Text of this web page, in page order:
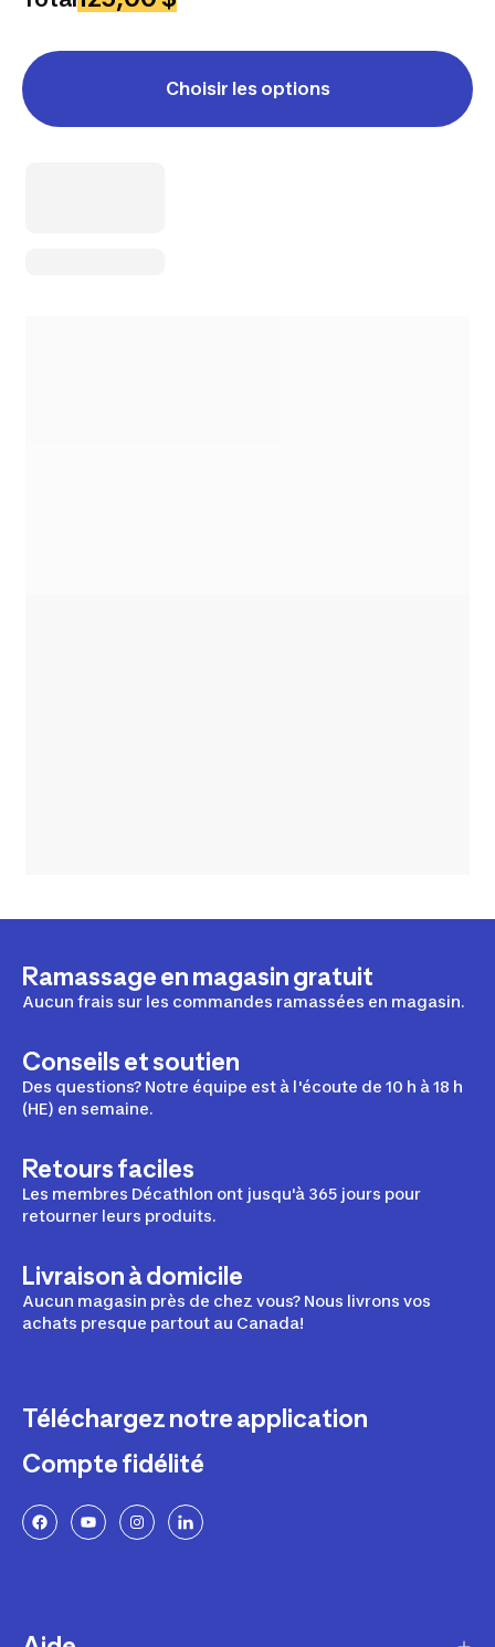
Choisir les options
Ramassage en magasin gratuit
Aucun frais sur les commandes ramassées en magasin.
Conseils et soutien
Des questions? Notre équipe est à l'écoute de 10 h à 18 h
(HE) en semaine.
Retours faciles
Les membres Décathlon ont jusqu'à 365 jours pour
retourner leurs produits.
Livraison à domicile
Aucun magasin près de chez vous? Nous livrons vos
achats presque partout au Canada!
Téléchargez notre application
Compte fidélité